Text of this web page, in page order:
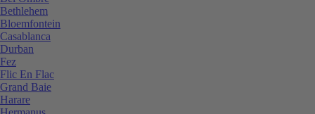
Bethlehem
Bloemfontein
Casablanca
Durban
Fez
Flic En Flac
Grand Baie
Harare